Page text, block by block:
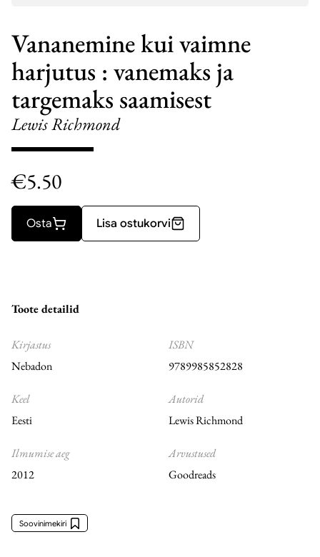
Vananemine kui vaimne
harjutus : vanemaks ja
targemaks saamisest
Lewis Richmond
€5.50
Osta Lisa ostukorvi
Toote detailid
Kirjastus
Nebadon
Keel
Eesti
Ilmumise aeg
2012
ISBN
9789985852828
Autorid
Lewis Richmond
Arvustused
Goodreads
Soovinimekiri